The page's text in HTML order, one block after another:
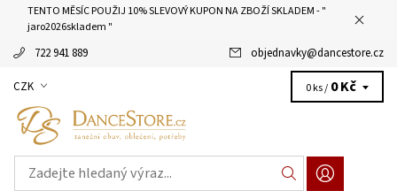
TENTO MĚSÍC POUŽIJ 10% SLEVOVÝ KUPON NA ZBOŽÍ SKLADEM - "
jaro2026skladem "
722 941 889 objednavky@dancestore.cz
CZK 0 ks / 0 Kč